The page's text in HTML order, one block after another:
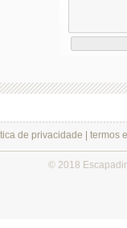
de privacidade termos
© 2018